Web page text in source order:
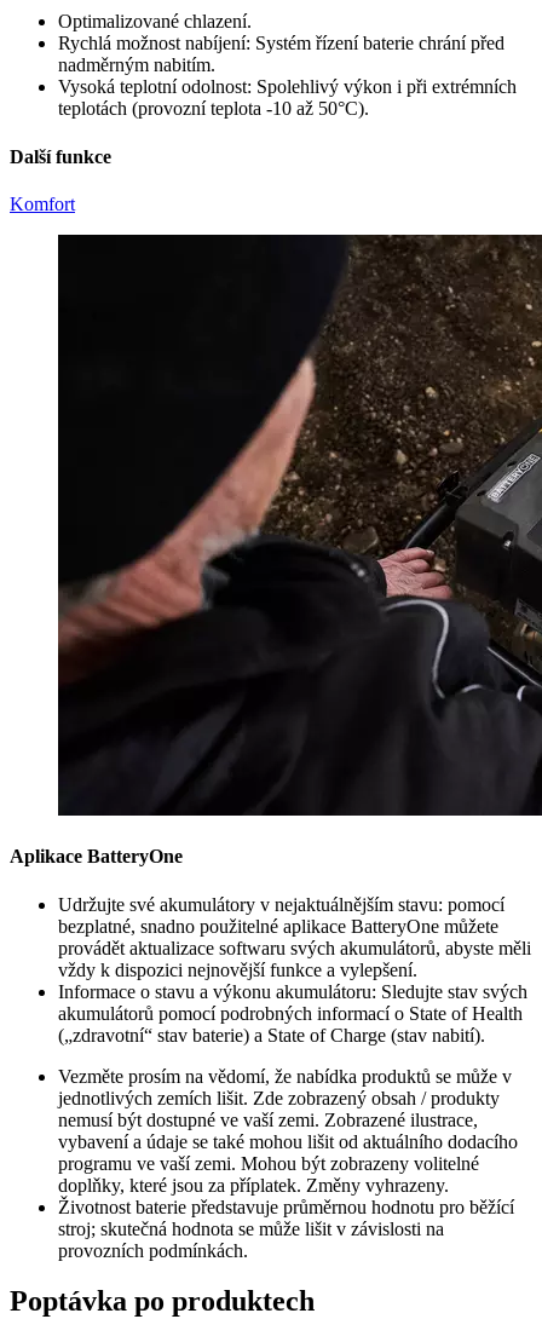
Optimalizované chlazení.
Rychlá možnost nabíjení: Systém řízení baterie chrání před
nadměrným nabitím.
Vysoká teplotní odolnost: Spolehlivý výkon i při extrémních
teplotách (provozní teplota -10 až 50°C).
Další funkce
Komfort
Aplikace BatteryOne
Udržujte své akumulátory v nejaktuálnějším stavu: pomocí
bezplatné, snadno použitelné aplikace BatteryOne můžete
provádět aktualizace softwaru svých akumulátorů, abyste měli
vždy k dispozici nejnovější funkce a vylepšení.
Informace o stavu a výkonu akumulátoru: Sledujte stav svých
akumulátorů pomocí podrobných informací o State of Health
(„zdravotní“ stav baterie) a State of Charge (stav nabití).
Vezměte prosím na vědomí, že nabídka produktů se může v
jednotlivých zemích lišit. Zde zobrazený obsah / produkty
nemusí být dostupné ve vaší zemi. Zobrazené ilustrace,
vybavení a údaje se také mohou lišit od aktuálního dodacího
programu ve vaší zemi. Mohou být zobrazeny volitelné
doplňky, které jsou za příplatek. Změny vyhrazeny.
Životnost baterie představuje průměrnou hodnotu pro běžící
stroj; skutečná hodnota se může lišit v závislosti na
provozních podmínkách.
Poptávka po produktech